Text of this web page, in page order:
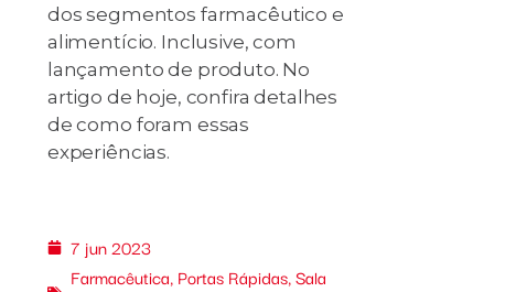
dos segmentos farmacêutico e
alimentício. Inclusive, com
lançamento de produto. No
artigo de hoje, confira detalhes
de como foram essas
experiências.
7 jun 2023
Farmacêutica, Portas Rápidas,Sala